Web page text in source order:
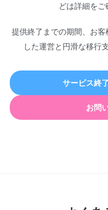
どは詳細をご
提供終了までの期間、お
した運営と円滑な移行
サービス終
お問